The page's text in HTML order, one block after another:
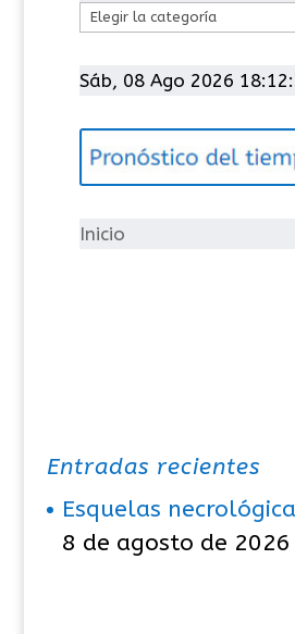
t
g
í
Sáb, 08 Ago 2026
Inicio
Entradas recientes
Esquelas
8 de agosto de 2026